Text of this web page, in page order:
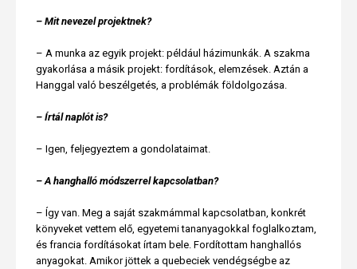
– Mit nevezel projektnek?
– A munka az egyik projekt: például házimunkák. A szakma
gyakorlása a másik projekt: fordítások, elemzések. Aztán a
Hanggal való beszélgetés, a problémák földolgozása.
– Írtál naplót is?
– Igen, feljegyeztem a gondolataimat.
– A hanghalló módszerrel kapcsolatban?
– Így van. Meg a saját szakmámmal kapcsolatban, konkrét
könyveket vettem elő, egyetemi tananyagokkal foglalkoztam,
és francia fordításokat írtam bele. Fordítottam hanghallós
anyagokat. Amikor jöttek a quebeciek vendégségbe az